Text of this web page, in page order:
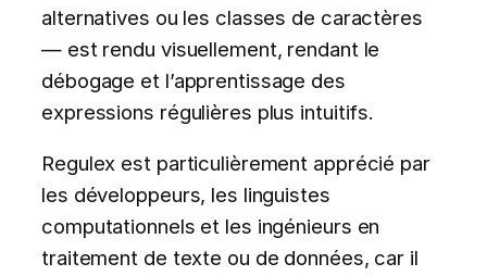
alternatives ou les classes de caractères
— est rendu visuellement, rendant le
débogage et l’apprentissage des
expressions régulières plus intuitifs.
Regulex est particulièrement apprécié par
les développeurs, les linguistes
computationnels et les ingénieurs en
traitement de texte ou de données, car il